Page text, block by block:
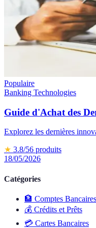
Populaire
Banking Technologies
Guide d'Achat des
Explorez les dernières
★ 3.8/56 produits
18/05/2026
Catégories
🏦 Comptes Bancaires
💰 Crédits et Prêts
💳 Cartes Bancaires